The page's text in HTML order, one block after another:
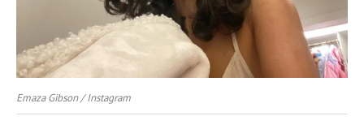
Emaza Gibson / Instagram